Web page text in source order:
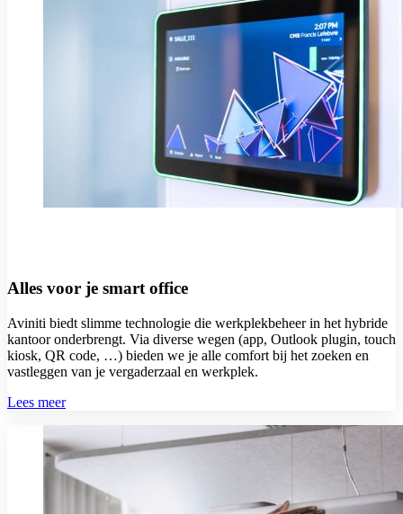
Alles voor je smart office
Aviniti biedt slimme technologie die werkplekbeheer in het hybride
kantoor onderbrengt. Via diverse wegen (app, Outlook plugin, touch
kiosk, QR code, …) bieden we je alle comfort bij het zoeken en
vastleggen van je vergaderzaal en werkplek.
Lees meer